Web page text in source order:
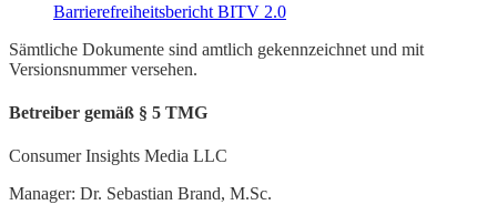
Barrierefreiheitsbericht BITV 2.0
Sämtliche Dokumente sind amtlich gekennzeichnet und mit
Versionsnummer versehen.
Betreiber gemäß § 5 TMG
Consumer Insights Media LLC
Manager: Dr. Sebastian Brand, M.Sc.